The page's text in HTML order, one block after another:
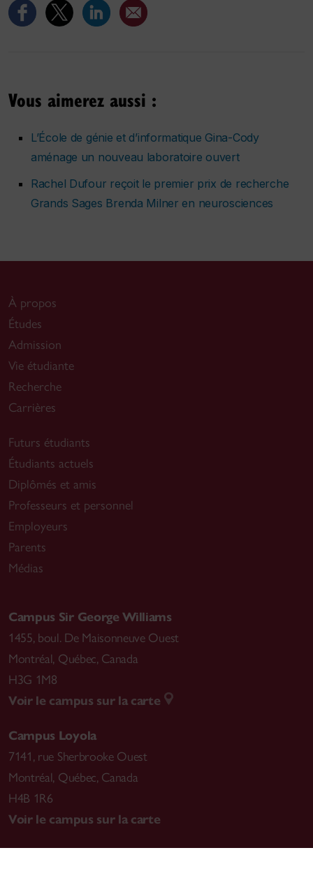
Vous aimerez aussi :
L’École de génie et d’informatique Gina-Cody
aménage un nouveau laboratoire ouvert
Rachel Dufour reçoit le premier prix de recherche
Grands Sages Brenda Milner en neurosciences
À propos
Études
Admission
Vie étudiante
Recherche
Carrières
Futurs étudiants
Étudiants actuels
Diplômés et amis
Professeurs et personnel
Employeurs
Parents
Médias
Campus Sir George Williams
1455, boul. De Maisonneuve Ouest
Montréal, Québec, Canada
H3G 1M8
Voir le campus sur la carte
Campus Loyola
7141, rue Sherbrooke Ouest
Montréal, Québec, Canada
H4B 1R6
Voir le campus sur la carte